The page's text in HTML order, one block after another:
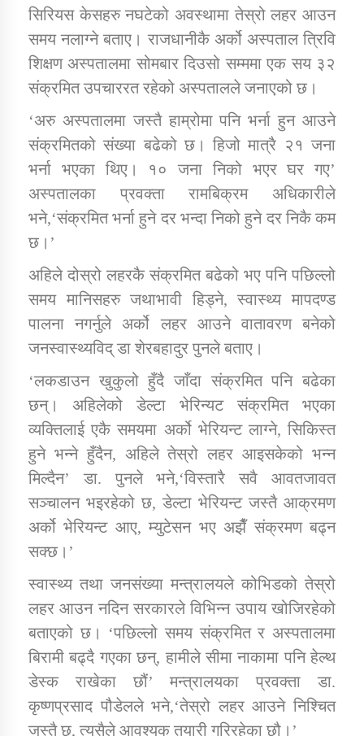
सिरियस केसहरु नघटेको अवस्थामा तेस्रो लहर आउन
समय नलाग्ने बताए। राजधानीकै अर्को अस्पताल त्रिवि
शिक्षण अस्पतालमा सोमबार दिउसो सम्ममा एक सय ३२
संक्रमित उपचाररत रहेको अस्पतालले जनाएको छ।
‘अरु अस्पतालमा जस्तै हाम्रोमा पनि भर्ना हुन आउने
संक्रमितको संख्या बढेको छ। हिजो मात्रै २१ जना
भर्ना भएका थिए। १० जना निको भएर घर गए’
अस्पतालका प्रवक्ता रामबिक्रम अधिकारीले
भने,‘संक्रमित भर्ना हुने दर भन्दा निको हुने दर निकै कम
छ।’
अहिले दोस्रो लहरकै संक्रमित बढेको भए पनि पछिल्लो
समय मानिसहरु जथाभावी हिड्ने, स्वास्थ्य मापदण्ड
पालना नगर्नुले अर्को लहर आउने वातावरण बनेको
जनस्वास्थ्यविद् डा शेरबहादुर पुनले बताए।
‘लकडाउन खुकुलो हुँदै जाँदा संक्रमित पनि बढेका
छन्। अहिलेको डेल्टा भेरिन्यट संक्रमित भएका
व्यक्तिलाई एकै समयमा अर्को भेरियन्ट लाग्ने, सिकिस्त
हुने भन्ने हुँदैन, अहिले तेस्रो लहर आइसकेको भन्न
मिल्दैन’ डा. पुनले भने,‘विस्तारै सवै आवतजावत
सञ्चालन भइरहेको छ, डेल्टा भेरियन्ट जस्तै आक्रमण
अर्को भेरियन्ट आए, म्युटेसन भए अझैँ संक्रमण बढ्न
सक्छ।’
स्वास्थ्य तथा जनसंख्या मन्त्रालयले कोभिडको तेस्रो
लहर आउन नदिन सरकारले विभिन्न उपाय खोजिरहेको
बताएको छ। ‘पछिल्लो समय संक्रमित र अस्पतालमा
बिरामी बढ्दै गएका छन्, हामीले सीमा नाकामा पनि हेल्थ
डेस्क राखेका छौं’ मन्त्रालयका प्रवक्ता डा.
कृष्णप्रसाद पौडेलले भने,‘तेस्रो लहर आउने निश्चित
जस्तै छ, त्यसैले आवश्यक तयारी गरिरहेका छौ।’